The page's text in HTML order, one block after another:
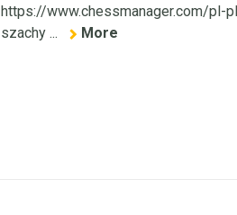
https://www.chessmanager.com/pl-
szachy ...
More